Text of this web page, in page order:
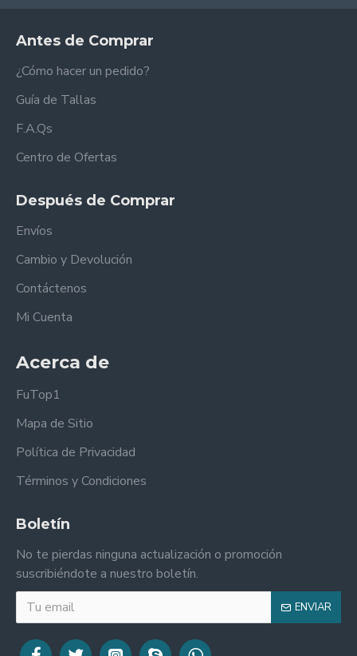
Antes de Comprar
¿Cómo hacer un pedido?
Guía de Tallas
F.A.Qs
Centro de Ofertas
Después de Comprar
Envíos
Cambio y Devolución
Contáctenos
Mi Cuenta
Acerca de
FuTop1
Mapa de Sitio
Política de Privacidad
Términos y Condiciones
Boletín
No te pierdas ninguna actualización o promoción
suscribiéndote a nuestro boletín.
ENVIAR